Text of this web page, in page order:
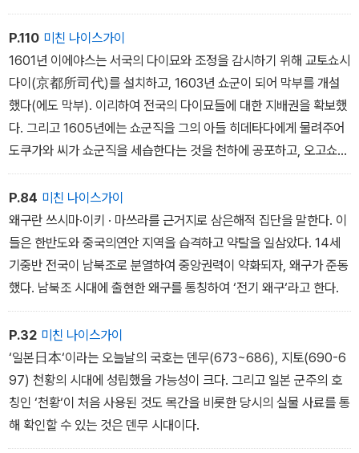
거점으로 육성하는 방안을 급속히 추진했다.
P.110 미친 나이스가이
1601년 이에야스는 서국의 다이묘와 조정을 감시하기 위해 교토쇼시
다이(京都所司代)를 설치하고, 1603년 쇼군이 되어 막부를 개설
했다(에도 막부). 이리하여 전국의 다이묘들에 대한 지배권을 확보했
다. 그리고 1605년에는 쇼군직을 그의 아들 히데타다에게 물려주어
도쿠가와 씨가 쇼군직을 세습한다는 것을 천하에 공포하고, 오고쇼
(大御所)로서 슨푸에서 천하의 정치를 주관했다.
P.84 미친 나이스가이
왜구란 쓰시마·이키 · 마쓰라를 근거지로 삼은해적 집단을 말한다. 이
들은 한반도와 중국의연안 지역을 습격하고 약탈을 일삼았다. 14세
기중반 전국이 남북조로 분열하여 중앙권력이 약화되자, 왜구가 준동
했다. 남북조 시대에 출현한 왜구를 통칭하여 ‘전기 왜구‘라고 한다.
P.32 미친 나이스가이
‘일본日本‘이라는 오늘날의 국호는 덴무(673~686), 지토(690-6
97) 천황의 시대에 성립했을 가능성이 크다. 그리고 일본 군주의 호
칭인 ‘천황‘이 처음 사용된 것도 목간을 비롯한 당시의 실물 사료를 통
해 확인할 수 있는 것은 덴무 시대이다.